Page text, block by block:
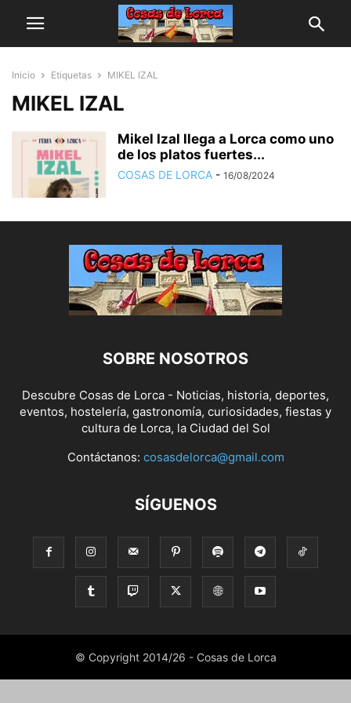
Inicio Etiquetas MIKEL IZAL
MIKEL IZAL
Mikel Izal llega a Lorca como uno
de los platos fuertes...
COSAS DE LORCA - 16/08/2024
SOBRE NOSOTROS
Descubre Cosas de Lorca - Noticias, historia, deportes,
eventos, hostelería, gastronomía, curiosidades, fiestas y
cultura de Lorca, la Ciudad del Sol
Contáctanos: cosasdelorca@gmail.com
SÍGUENOS
© Copyright 2014/26 - Cosas de Lorca